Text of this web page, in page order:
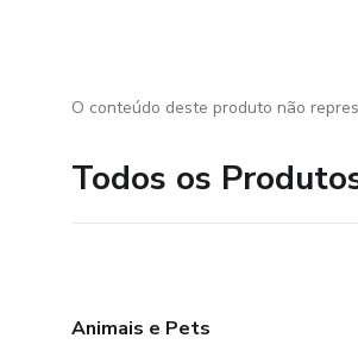
O conteúdo deste produto não
Todos os
Animais e Pets